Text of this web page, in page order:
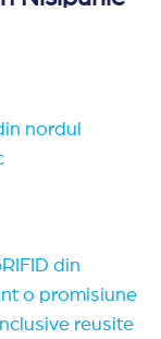
Obzor
nordul
din
o promisiune
reusite